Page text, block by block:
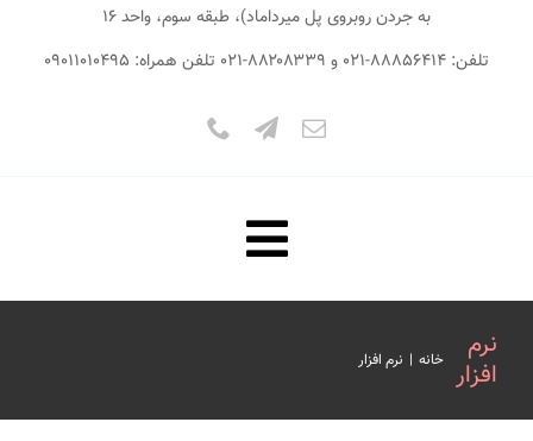
به جردن روبروی پل میرداماد)، طبقه سوم، واحد ۱۶
تلفن: ۸۸۸۵۶۴۱۴-۰۲۱ و ۸۸۲۰۸۳۳۹-۰۲۱ تلفن همراه: ۰۹۰۱۱۰۱۰۴۹۵
Toggle
نرم
افزار خانه | نرم افزار